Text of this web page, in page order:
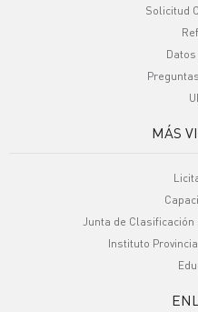
Solicitud
MÁS
Junta de Clasificación
Instituto